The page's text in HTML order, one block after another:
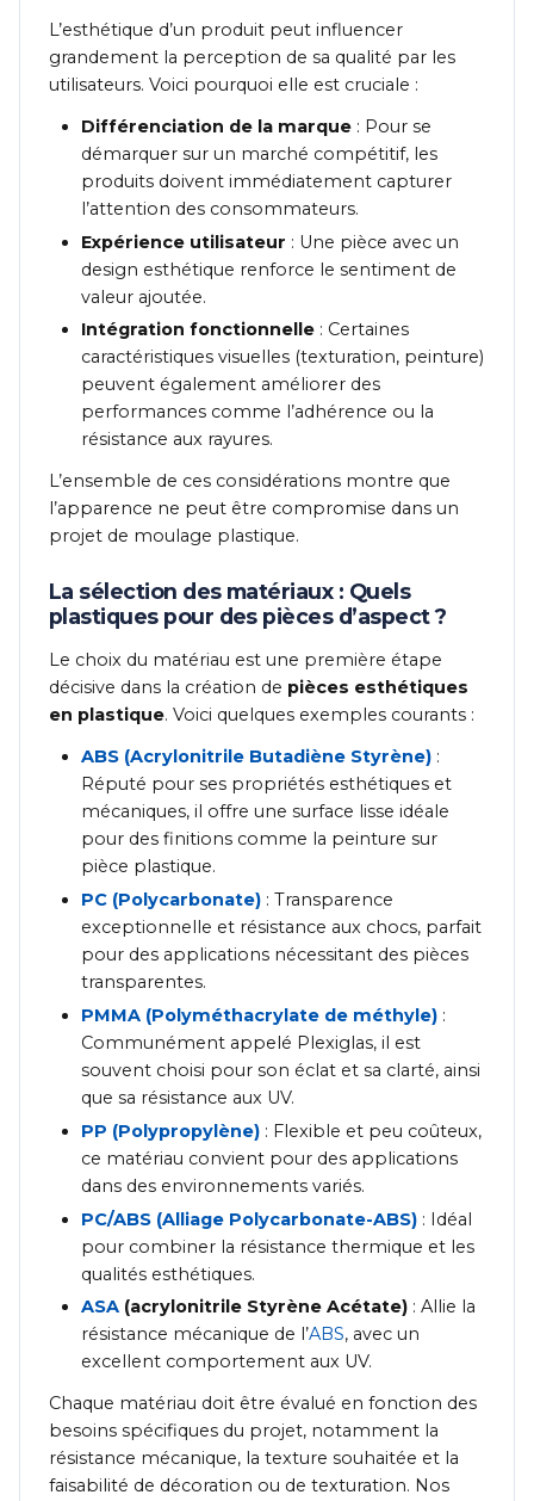
L’esthétique d’un produit peut influencer
grandement la perception de sa qualité par les
utilisateurs. Voici pourquoi elle est cruciale :
Différenciation de la marque : Pour se
démarquer sur un marché compétitif, les
produits doivent immédiatement capturer
l’attention des consommateurs.
Expérience utilisateur : Une pièce avec un
design esthétique renforce le sentiment de
valeur ajoutée.
Intégration fonctionnelle : Certaines
caractéristiques visuelles (texturation, peinture)
peuvent également améliorer des
performances comme l’adhérence ou la
résistance aux rayures.
L’ensemble de ces considérations montre que
l’apparence ne peut être compromise dans un
projet de moulage plastique.
La sélection des matériaux : Quels
plastiques pour des pièces d’aspect ?
Le choix du matériau est une première étape
décisive dans la création de pièces esthétiques
en plastique. Voici quelques exemples courants :
ABS (Acrylonitrile Butadiène Styrène) :
Réputé pour ses propriétés esthétiques et
mécaniques, il offre une surface lisse idéale
pour des finitions comme la peinture sur
pièce plastique.
PC (Polycarbonate) : Transparence
exceptionnelle et résistance aux chocs, parfait
pour des applications nécessitant des pièces
transparentes.
PMMA (Polyméthacrylate de méthyle) :
Communément appelé Plexiglas, il est
souvent choisi pour son éclat et sa clarté, ainsi
que sa résistance aux UV.
PP (Polypropylène) : Flexible et peu coûteux,
ce matériau convient pour des applications
dans des environnements variés.
PC/ABS (Alliage Polycarbonate-ABS) : Idéal
pour combiner la résistance thermique et les
qualités esthétiques.
ASA (acrylonitrile Styrène Acétate) : Allie la
résistance mécanique de l’ABS, avec un
excellent comportement aux UV.
Chaque matériau doit être évalué en fonction des
besoins spécifiques du projet, notamment la
résistance mécanique, la texture souhaitée et la
faisabilité de décoration ou de texturation. Nos